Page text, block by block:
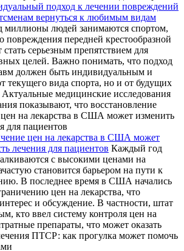
подход к лечении повреждений
вернуться к любимым видам
миллионы людей занимаются спортом,
повреждения передней крестообразной
серьезным препятствием для
целей. Важно понимать, что подход
должен быть индивидуальным и
текущего вида спорта, но и от будущих
медицинские исследования
показывают, что восстановление
цен на лекарства в США может
лечения для пациентов Каждый год
с высокими ценами на
становится барьером на пути к
В последнее время в США начались
цен на лекарства, что
и обсуждение. В частности, штат
кто ввел систему контроля цен на
препараты, что может оказать